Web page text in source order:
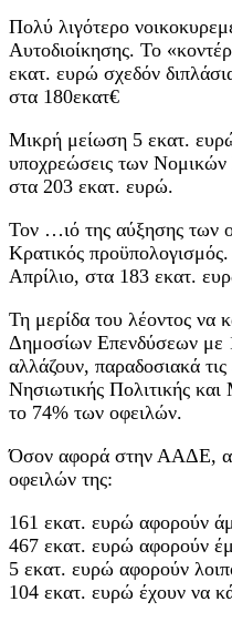
Πολύ λιγότερο
Αυτοδιοίκησης. Το
εκατ. ευρώ σχεδόν
στα 180εκατ€
Μικρή μείωση 5 εκατ.
υποχρεώσεις των
στα 203 εκατ. ευρώ.
Τον …ιό της αύξησης των
Κρατικός
Απρίλιο, στα 183 εκατ.
Τη μερίδα του λέοντος να
Δημοσίων Επενδύσεων με
αλλάζουν, παραδοσιακά
Νησιωτικής Πολιτικής
το 74% των οφειλών.
Όσον αφορά στην ΑΑΔΕ,
οφειλών της:
161 εκατ. ευρώ αφορούν
467 εκατ. ευρώ αφορούν
5 εκατ. ευρώ αφορούν
104 εκατ. ευρώ έχουν να